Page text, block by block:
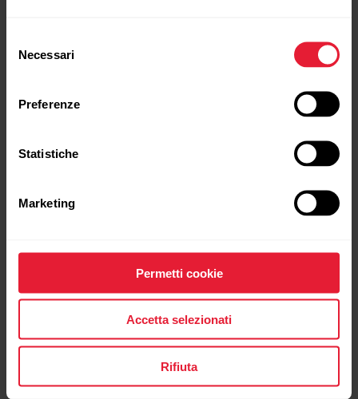
delNecessari
Preferenze
Statistiche
Marketing
Permetti cookie
Accetta selezionati
Rifiuta